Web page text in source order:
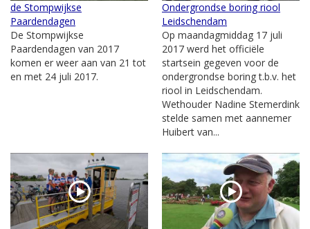
de Stompwijkse
Paardendagen
De Stompwijkse
Paardendagen van 2017
komen er weer aan van 21 tot
en met 24 juli 2017.
Ondergrondse boring riool
Leidschendam
Op maandagmiddag 17 juli
2017 werd het officiële
startsein gegeven voor de
ondergrondse boring t.b.v. het
riool in Leidschendam.
Wethouder Nadine Stemerdink
stelde samen met aannemer
Huibert van...